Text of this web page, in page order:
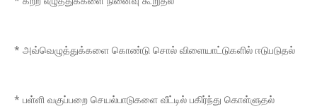
* அவ்வெழுத்துக்களை கொண்டு சொல் விளையாட்டுகளில் ஈடுபடுதல்
* பள்ளி வகுப்பறை செயல்பாடுகளை வீட்டில் பகிர்ந்து கொள்ளுதல்